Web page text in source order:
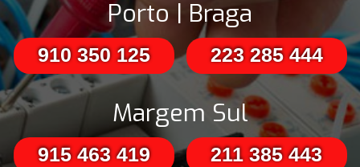
Porto | Braga
910 350 125 223 285 444
Margem Sul
915 463 419 211 385 443